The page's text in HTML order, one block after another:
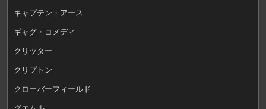
キャプテン・アース
ギャグ・コメディ
クリッター
クリプトン
クローバーフィールド